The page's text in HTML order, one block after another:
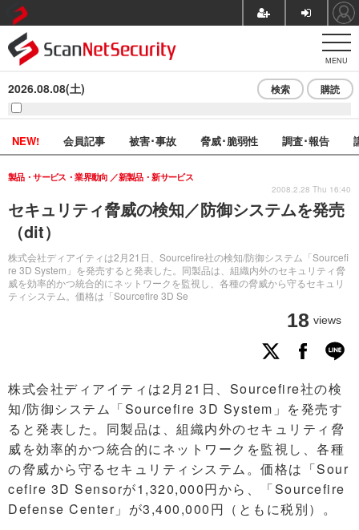
MENU
2026.08.08(土) 検索 購読
NEW! 会員記事 被害･事故 脅威･脆弱性 調査･報告
セキュリティ脅威の検知／防御システムを発売
（dit）
株式会社ディアイティは2月21日、Sourcefire社の検知/防御システム「Sourcefi
re 3D System」を発売すると発表した。同製品は、組織内外のセキュリティ脅
威を効率的かつ統合的にネットワークを監視し、各種の脅威から守るセキュリ
ティシステム。価格は「Sourcefire 3D Se
製品・サービス・業界動向 新製品・新サービス
18 views
2008.2.28 Thu 16:40
株式会社ディアイティは2月21日、Sourcefire社の検
知/防御システム「Sourcefire 3D System」を発売す
ると発表した。同製品は、組織内外のセキュリティ脅
威を効率的かつ統合的にネットワークを監視し、各種
の脅威から守るセキュリティシステム。価格は「Sour
cefire 3D Sensorが1,320,000円から、「Sourcefire
Defense Center」が3,400,000円（ともに税別）。